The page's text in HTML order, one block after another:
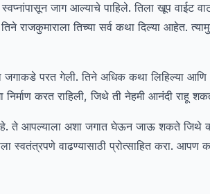
जाग आल्याचे पाहिले. तिला खूप वाईट
तिच्या सर्व कथा दिल्या आहेत.
परत गेली. तिने अधिक कथा लिहिल्या
करत राहिली, जिथे ती नेहमी आनंदी राहू
ते आपल्याला अशा जगात घेऊन जाऊ शकते जिथे
स्वतंत्रपणे वाढण्यासाठी प्रोत्साहित करा.